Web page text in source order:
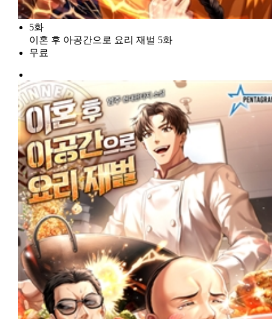
5화
이혼 후 아공간으로 요리 재벌 5화
무료